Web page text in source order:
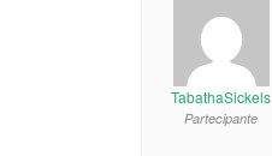
TabathaSickels
Partecipante